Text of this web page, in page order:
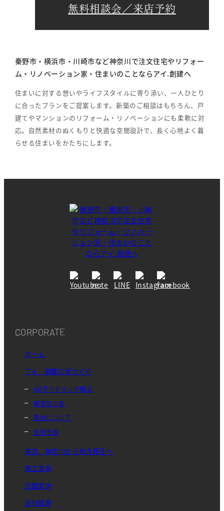
無料相談会／来店予約
秦野市・横浜市・川崎市など神奈川で注文住宅やリフォー
ム・リノベーション家・住まいのことならアイ.創建へ
住まいに対する想いやライフスタイルに寄り添い、一人ひとり
に合ったプランをご提案します。新築のご相談はもちろん、戸
建てやマンションのリフォーム・リノベーションにも柔軟に対
応。自然素材のぬくもりと快適な空間設計で、長く心地よく暮
らせる住まいをかたちにします。
CORPORATE
ホーム
アイ．創建の家づくり
AQダイナミック構法
無添加の家
素材について
住宅性能
東京、神奈川から地方移住へ
施工実例
店舗案内
会社概要